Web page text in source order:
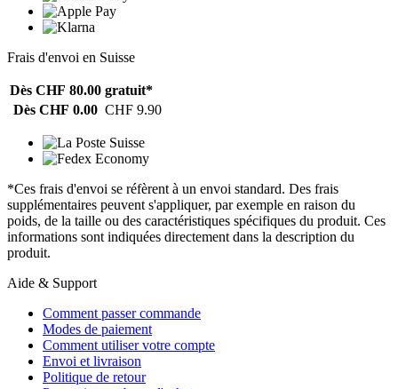
Frais d'envoi en Suisse
Dès CHF 80.00 gratuit*
Dès CHF 0.00 CHF 9.90
*Ces frais d'envoi se réfèrent à un envoi standard. Des frais
supplémentaires peuvent s'appliquer, par exemple en raison du
poids, de la taille ou des caractéristiques spécifiques du produit. Ces
informations sont indiquées directement dans la description du
produit.
Aide & Support
Comment passer commande
Modes de paiement
Comment utiliser votre compte
Envoi et livraison
Politique de retour